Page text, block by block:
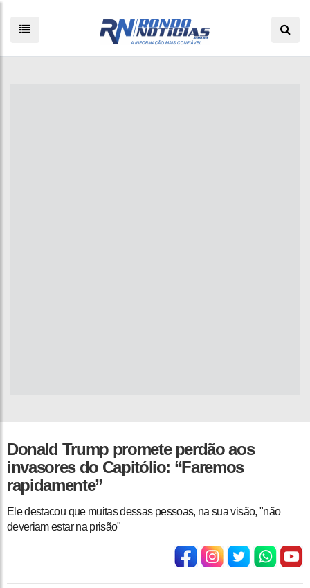
Donald Trump promete perdão aos
invasores do Capitólio: “Faremos
rapidamente”
Ele destacou que muitas dessas pessoas, na sua visão, "não
deveriam estar na prisão"